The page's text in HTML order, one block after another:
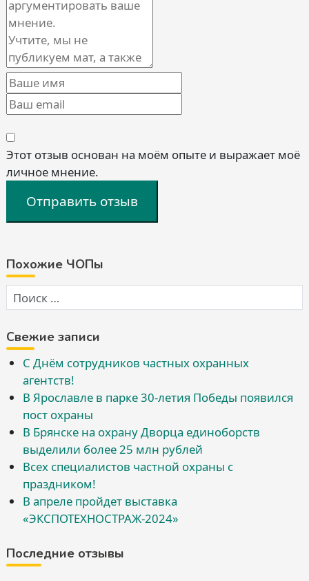
Этот отзыв основан на моём опыте и выражает моё
личное мнение.
Отправить отзыв
Похожие ЧОПы
Свежие записи
С Днём сотрудников частных охранных
агентств!
В Ярославле в парке 30-летия Победы появился
пост охраны
В Брянске на охрану Дворца единоборств
выделили более 25 млн рублей
Всех специалистов частной охраны с
праздником!
В апреле пройдет выставка
«ЭКСПОТЕХНОСТРАЖ-2024»
Последние отзывы